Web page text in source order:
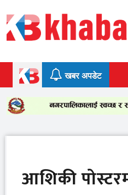
to
content
खबर अपडेट
आशिकी